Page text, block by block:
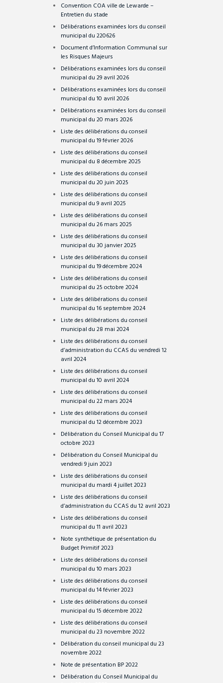
Convention COA ville de Lewarde –
Entretien du stade
Délibérations examinées lors du conseil
municipal du 220626
Document d’Information Communal sur
les Risques Majeurs
Délibérations examinées lors du conseil
municipal du 29 avril 2026
Délibérations examinées lors du conseil
municipal du 10 avril 2026
Délibérations examinées lors du conseil
municipal du 20 mars 2026
Liste des délibérations du conseil
municipal du 19 février 2026
Liste des délibérations du conseil
municipal du 8 décembre 2025
Liste des délibérations du conseil
municipal du 20 juin 2025
Liste des délibérations du conseil
municipal du 9 avril 2025
Liste des délibérations du conseil
municipal du 26 mars 2025
Liste des délibérations du conseil
municipal du 30 janvier 2025
Liste des délibérations du conseil
municipal du 19 décembre 2024
Liste des délibérations du conseil
municipal du 25 octobre 2024
Liste des délibérations du conseil
municipal du 16 septembre 2024
Liste des délibérations du conseil
municipal du 28 mai 2024
Liste des délibérations du conseil
d’administration du CCAS du vendredi 12
avril 2024
Liste des délibérations du conseil
municipal du 10 avril 2024
Liste des délibérations du conseil
municipal du 22 mars 2024
Liste des délibérations du conseil
municipal du 12 décembre 2023
Délibération du Conseil Municipal du 17
octobre 2023
Délibération du Conseil Municipal du
vendredi 9 juin 2023
Liste des délibérations du conseil
municipal du mardi 4 juillet 2023
Liste des délibérations du conseil
d’administration du CCAS du 12 avril 2023
Liste des délibérations du conseil
municipal du 11 avril 2023
Note synthétique de présentation du
Budget Primitif 2023
Liste des délibérations du conseil
municipal du 10 mars 2023
Liste des délibérations du conseil
municipal du 14 février 2023
Liste des délibérations du conseil
municipal du 15 décembre 2022
Liste des délibérations du conseil
municipal du 23 novembre 2022
Délibération du conseil municipal du 23
novembre 2022
Note de présentation BP 2022
Délibération du Conseil Municipal du